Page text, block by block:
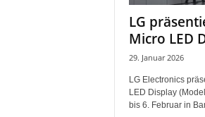
LG
Micro LED
29. Januar 2026
LG Electronics
LED Display
bis 6. Februar in